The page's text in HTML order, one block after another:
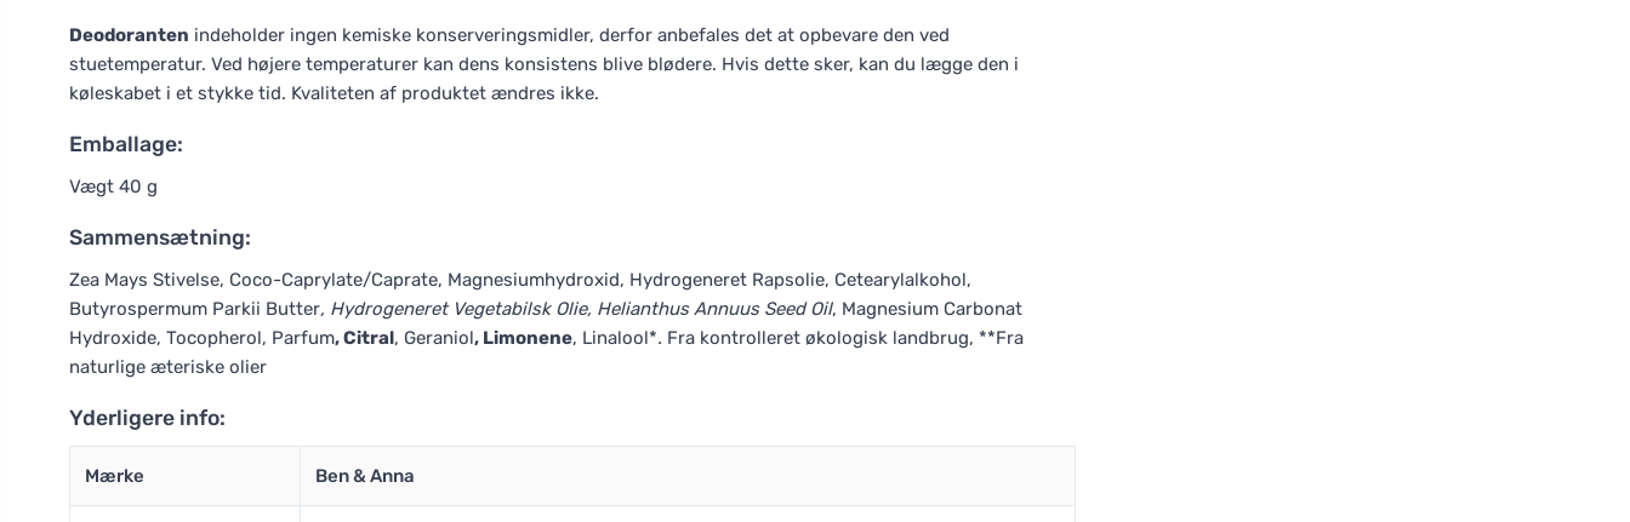
Deodoranten indeholder ingen kemiske konserveringsmidler, derfor anbefales det at opbevare den ved
stuetemperatur. Ved højere temperaturer kan dens konsistens blive blødere. Hvis dette sker, kan du lægge den i
køleskabet i et stykke tid. Kvaliteten af produktet ændres ikke.
Emballage:
Vægt 40 g
Sammensætning:
Zea Mays Stivelse, Coco-Caprylate/Caprate, Magnesiumhydroxid, Hydrogeneret Rapsolie, Cetearylalkohol,
Butyrospermum Parkii Butter, Hydrogeneret Vegetabilsk Olie, Helianthus Annuus Seed Oil, Magnesium Carbonat
Hydroxide, Tocopherol, Parfum, Citral, Geraniol, Limonene, Linalool*. Fra kontrolleret økologisk landbrug, **Fra
naturlige æteriske olier
Yderligere info:
Mærke Ben & Anna